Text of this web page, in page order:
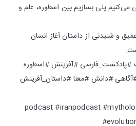
پلی بسازیم بین اسطوره، علم و
و شنیدنی از داستان آغاز انسان
#آفرینش #اسطوره
#دانش #معنا #داستان_آفرینش
#podcast #iranpodcast